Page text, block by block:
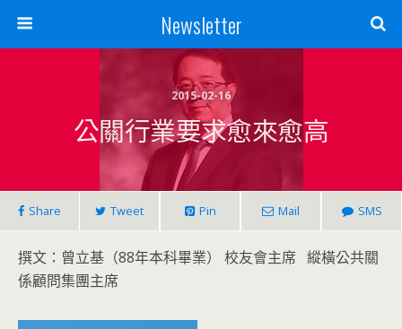
Newsletter
2015-02-16
公關行業要求愈來愈高
Share Tweet Pin Mail SMS
撰文：曾立基（88年本科畢業） 校友會主席 縱橫公共關
係顧問集團主席